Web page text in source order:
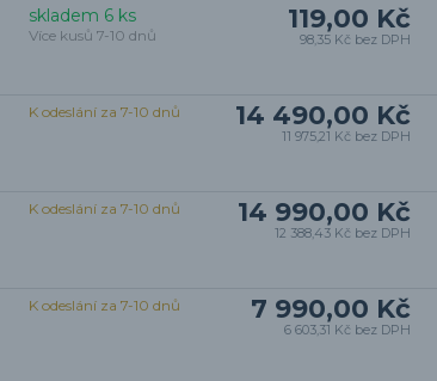
119,00 Kč
98,35 Kč bez DPH
skladem 6 ks
Více kusů 7-10 dnů
14 490,00 Kč
11 975,21 Kč bez DPH
K odeslání za 7-10 dnů
14 990,00 Kč
12 388,43 Kč bez DPH
K odeslání za 7-10 dnů
7 990,00 Kč
6 603,31 Kč bez DPH
K odeslání za 7-10 dnů